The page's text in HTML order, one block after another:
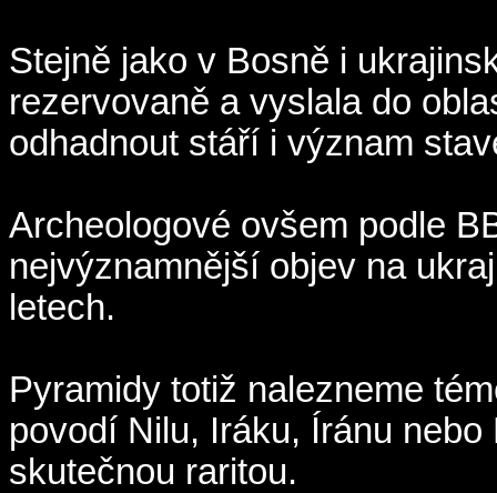
Stejně jako v Bosně i
rezervovaně a vyslala do
odhadnout stáří i význam
Archeologové ovšem podle
nejvýznamnější objev na
letech.
Pyramidy totiž nalezneme
povodí Nilu, Iráku, Íránu
skutečnou raritou.